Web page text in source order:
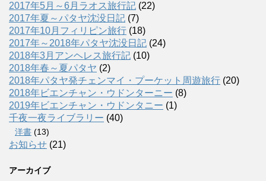
2017年5月～6月ラオス旅行記 (22)
2017年夏～パタヤ沈没日記 (7)
2017年10月フィリピン旅行 (18)
2017年～2018年パタヤ沈没日記 (24)
2018年3月アンヘレス旅行記 (10)
2018年春～夏パタヤ (2)
2018年パタヤ発チェンマイ・プーケット周遊旅行 (20)
2018年ビエンチャン・ウドンターニー (8)
2019年ビエンチャン・ウドンタニー (1)
千夜一夜ライブラリー (40)
洋書 (13)
お知らせ (21)
アーカイブ